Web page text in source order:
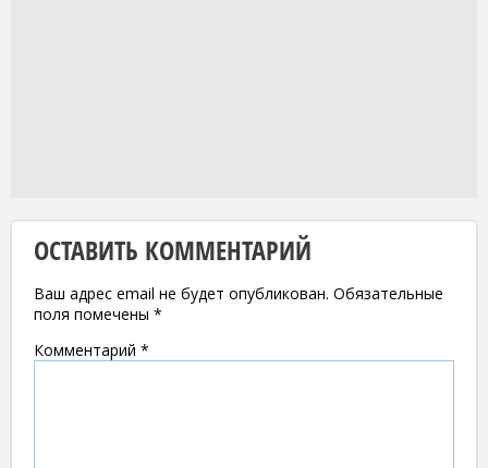
ОСТАВИТЬ КОММЕНТАРИЙ
Ваш адрес email не будет опубликован. Обязательные
поля помечены *
Комментарий *